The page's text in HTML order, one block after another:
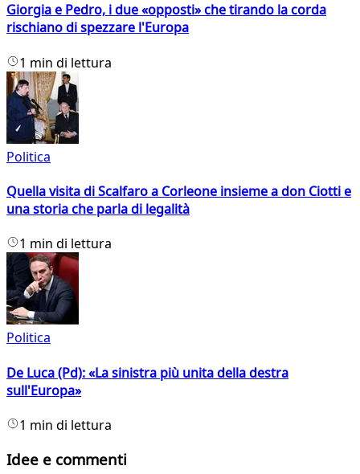
Giorgia e Pedro, i due «opposti» che tirando la corda
rischiano di spezzare l'Europa
1 min di lettura
Politica
Quella visita di Scalfaro a Corleone insieme a don Ciotti e
una storia che parla di legalità
1 min di lettura
Politica
De Luca (Pd): «La sinistra più unita della destra
sull'Europa»
1 min di lettura
Idee e commenti